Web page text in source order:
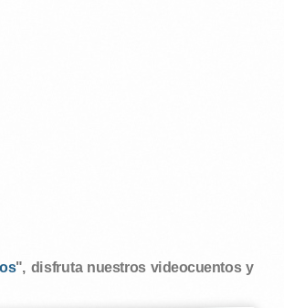
", disfruta nuestros videocuentos y